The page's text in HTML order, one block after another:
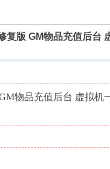
复版 GM物品充值后台
物品充值后台 虚拟